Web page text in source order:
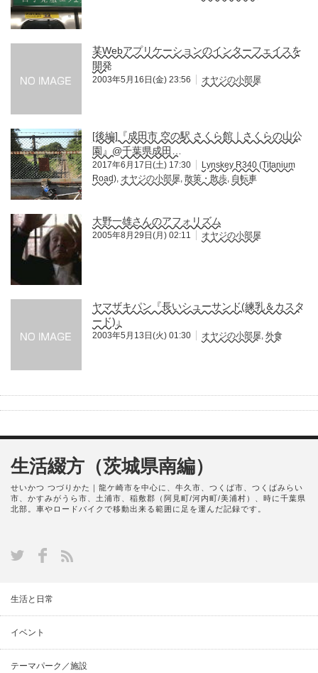
某Webアプリケーションのインターフェイスを
開発
2003年5月16日(金) 23:56 オヤジの小部屋
[後編]『成田市 空の駅 さくら館｜さくらの山公
園』@千葉県成田…
2017年6月17日(土) 17:30
Lynskey R340 (Titanium
Road), オヤジの小部屋, 散策・散歩, 自転車
大野一雄さんのアフォリズム
2005年8月29日(月) 02:11 オヤジの小部屋
ヤマザキパン『長いシューサンド(練乳＆カスタ
ード)』
2003年5月13日(火) 01:30 オヤジの小部屋, 外食
生活綴方（茨城県南編）
せいかつ つづりかた｜龍ケ崎市を中心に、牛久市、つくば市、つくばみらい
市、かすみがうら市、土浦市、稲敷郡（阿見町/河内町/美浦村）、時に千葉県
北部。車やロードバイクで移動出来る範囲に足を運んだ記録です。
生活と日常
イベント
テーマパーク／施設